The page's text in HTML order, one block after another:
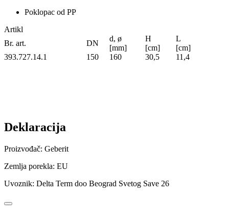
Poklopac od PP
Artikl
Br. art.
DN
d, ø
[mm]
H
[cm]
L
[cm]
393.727.14.1
150 160 30,5 11,4
Deklaracija
Proizvođač: Geberit
Zemlja porekla: EU
Uvoznik: Delta Term doo Beograd Svetog Save 26